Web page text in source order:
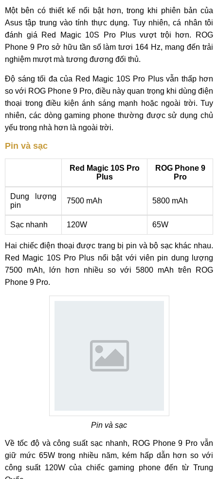
Một bên có thiết kế nổi bật hơn, trong khi phiên bản của
Asus tập trung vào tính thực dụng. Tuy nhiên, cá nhân tôi
đánh giá Red Magic 10S Pro Plus vượt trội hơn. ROG
Phone 9 Pro sở hữu tần số làm tươi 164 Hz, mang đến trải
nghiệm mượt mà tương đương đối thủ.
Độ sáng tối đa của Red Magic 10S Pro Plus vẫn thấp hơn
so với ROG Phone 9 Pro, điều này quan trọng khi dùng điện
thoại trong điều kiện ánh sáng mạnh hoặc ngoài trời. Tuy
nhiên, các dòng gaming phone thường được sử dụng chủ
yếu trong nhà hơn là ngoài trời.
Pin và sạc
Red Magic 10S Pro
Plus
ROG Phone 9
Pro
Dung lượng
pin
7500 mAh 5800 mAh
Sạc nhanh 120W 65W
Hai chiếc điện thoại được trang bị pin và bộ sạc khác nhau.
Red Magic 10S Pro Plus nổi bật với viên pin dung lượng
7500 mAh, lớn hơn nhiều so với 5800 mAh trên ROG
Phone 9 Pro.
Pin và sạc
Về tốc độ và công suất sạc nhanh, ROG Phone 9 Pro vẫn
giữ mức 65W trong nhiều năm, kém hấp dẫn hơn so với
công suất 120W của chiếc gaming phone đến từ Trung